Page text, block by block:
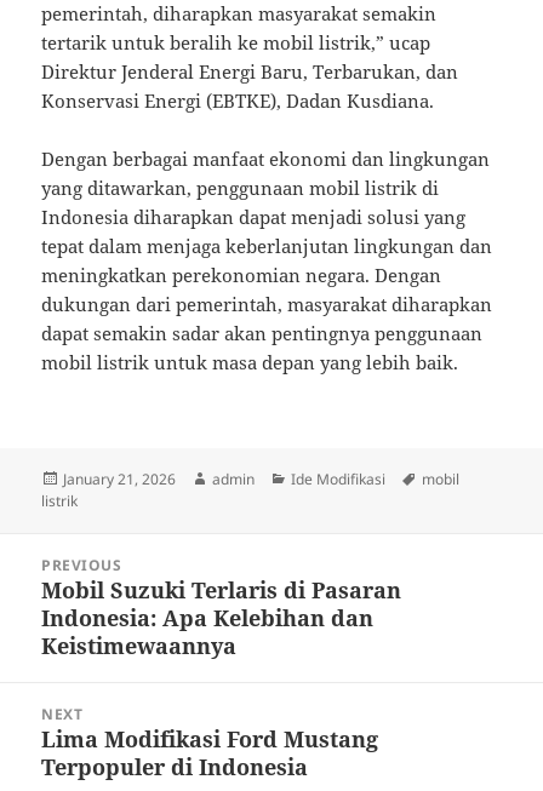
pemerintah, diharapkan masyarakat semakin
tertarik untuk beralih ke mobil listrik,” ucap
Direktur Jenderal Energi Baru, Terbarukan, dan
Konservasi Energi (EBTKE), Dadan Kusdiana.
Dengan berbagai manfaat ekonomi dan lingkungan
yang ditawarkan, penggunaan mobil listrik di
Indonesia diharapkan dapat menjadi solusi yang
tepat dalam menjaga keberlanjutan lingkungan dan
meningkatkan perekonomian negara. Dengan
dukungan dari pemerintah, masyarakat diharapkan
dapat semakin sadar akan pentingnya penggunaan
mobil listrik untuk masa depan yang lebih baik.
Posted
on
January 21, 2026 Author
admin Categories
Ide Modifikasi Tags
mobil
listrik
navigation
PREVIOUS
Previous
post:
Mobil Suzuki Terlaris di Pasaran
Indonesia: Apa Kelebihan dan
Keistimewaannya
NEXT
Next
post:
Lima Modifikasi Ford Mustang
Terpopuler di Indonesia